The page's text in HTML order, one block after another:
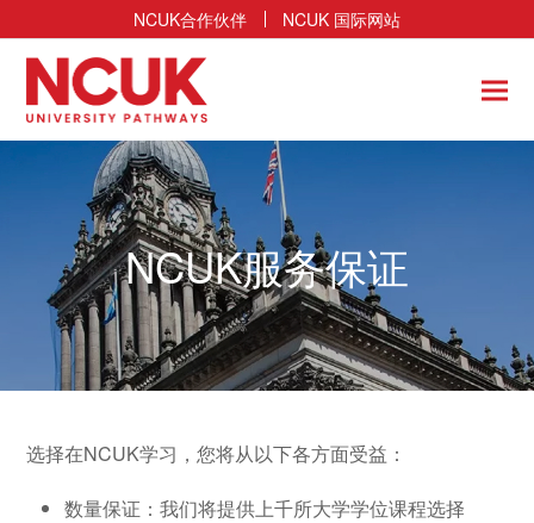
NCUK合作伙伴 NCUK 国际网站
NCUK服务保证
选择在NCUK学习，您将从以下各方面受益：
数量保证：我们将提供上千所大学学位课程选择